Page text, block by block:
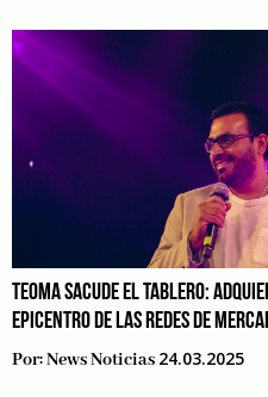
TEOMA SACUDE EL TABLERO:
EPICENTRO DE LAS REDES DE
Por:News Noticias 24.03.2025